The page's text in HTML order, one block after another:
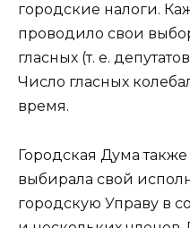
городские налоги.
проводило свои
гласных (т. е.
Число гласных
время.
Городская Дума
выбирала свой
городскую Управу в